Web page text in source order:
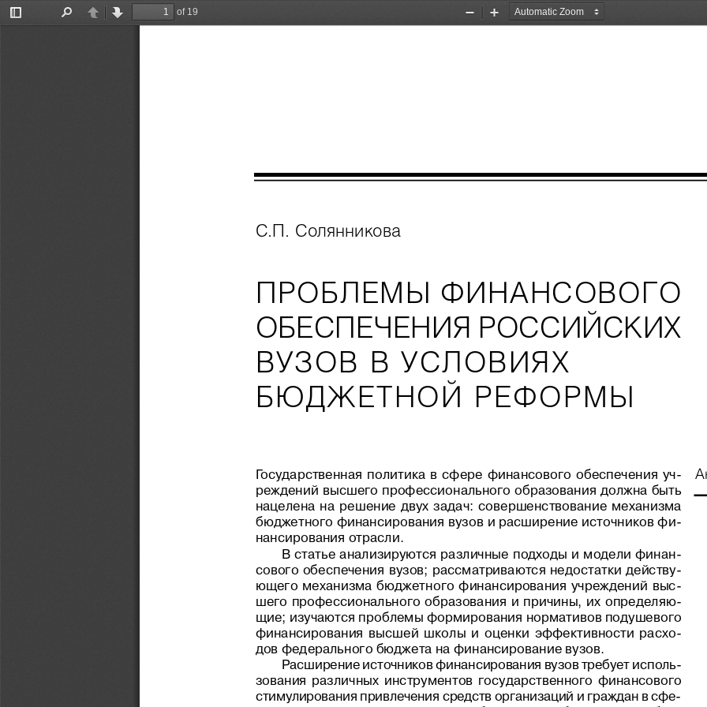
Toggle
PreviousNext
of 19
Zoom
Zoom
С.П. Солянникова
ПРОБЛЕМЫ ФИНАНСОВОГО
ОБЕСПЕЧЕНИЯ РОССИЙСКИХ
ВУЗОВ В УСЛОВИЯХ
БЮДЖЕТНОЙ РЕФОРМЫ
Государственная  политика  в  сфере  финансового  обеспечения  уч
реждений высшего профессионального образования должна быть
нацелена  на  решение  двух  задач:  совершенствование  механизма
бюджетного финансирования вузов и расширение источников фи
нансирования отрасли.
В  статье  анализируются  различные  подходы  и  модели  финан
сового  обеспечения  вузов;  рассматриваются  недостатки  действу
ющего  механизма  бюджетного  финансирования  учреждений  выс
шего  профессионального  образования  и  причины,  их  определяю
щие; изучаются проблемы формирования нормативов подушевого
финансирования  высшей  школы  и  оценки  эффективности  расхо
дов федерального бюджета на финансирование вузов.
Расширение источников финансирования вузов требует исполь
зования  различных  инструментов  государственного  финансового
стимулирования привлечения средств организаций и граждан в сфе